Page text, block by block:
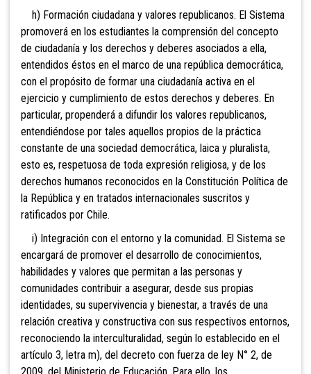
h) Formación ciudadana y valores republicanos. El Sistema
promoverá en los estudiantes la comprensión del concepto
de ciudadanía y los derechos y deberes asociados a ella,
entendidos éstos en el marco de una república democrática,
con el propósito de formar una ciudadanía activa en el
ejercicio y cumplimiento de estos derechos y deberes. En
particular, propenderá a difundir los valores republicanos,
entendiéndose por tales aquellos propios de la práctica
constante de una sociedad democrática, laica y pluralista,
esto es, respetuosa de toda expresión religiosa, y de los
derechos humanos reconocidos en la Constitución Política de
la República y en tratados internacionales suscritos y
ratificados por Chile.
i) Integración con el entorno y la comunidad. El Sistema se
encargará de promover el desarrollo de conocimientos,
habilidades y valores que permitan a las personas y
comunidades contribuir a asegurar, desde sus propias
identidades, su supervivencia y bienestar, a través de una
relación creativa y constructiva con sus respectivos entornos,
reconociendo la interculturalidad, según lo establecido en el
artículo 3, letra m), del decreto con fuerza de ley N° 2, de